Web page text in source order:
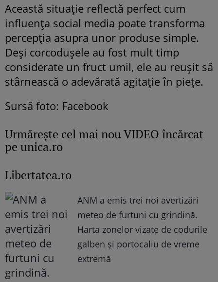
Această situație reflectă perfect cum
influența social media poate transforma
percepția asupra unor produse simple.
Deși corcodușele au fost mult timp
considerate un fruct umil, ele au reușit să
stârnească o adevărată agitație în piețe.
Sursă foto: Facebook
Urmăreşte cel mai nou VIDEO încărcat
pe unica.ro
Libertatea.ro
ANM a emis trei noi avertizări
meteo de furtuni cu grindină.
Harta zonelor vizate de codurile
galben și portocaliu de vreme
extremă